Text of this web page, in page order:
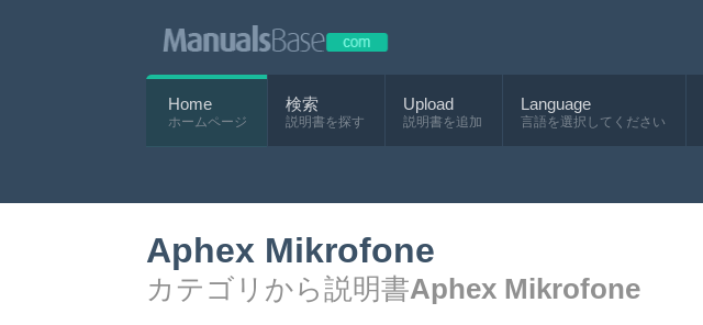
Home
ホームページ
検索
説明書を探す
Upload
説明書を追加
Language
言語を選択してください
Aphex Mikrofone
カテゴリから説明書Aphex Mikrofone